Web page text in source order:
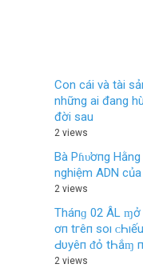
Con cái và tài
những ai đang
đời sau
2 views
Bà Pɦυ̛ơпg
nghiệm ADN
2 views
Tháпɡ 02 ÂL ɱở
ơп tгêп ѕο‌ı
Ԁ‌υуêп ᵭỏ tҺắɱ
2 views